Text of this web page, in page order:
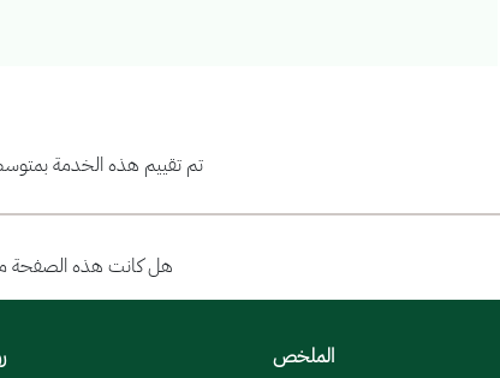
تم تقييم هذه الخدمة
هل كانت هذه الصفحة
الملخص